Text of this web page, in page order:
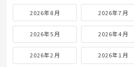
2026年8月 2026年7月
2026年5月 2026年4月
2026年2月 2026年1月